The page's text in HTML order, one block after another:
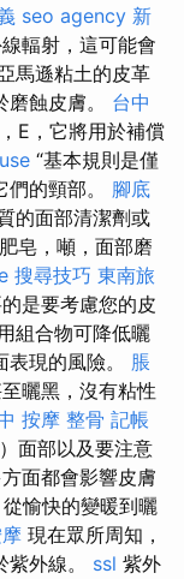
seo agency 新
輻射，這可能會
馬遜粘土的皮革
蝕皮膚。 台中
E，它將用於補償
“基本規則是僅
的頸部。 腳底
的面部清潔劑或
肥皂，噸，面部磨
搜尋技巧 東南旅
是要考慮您的皮
組合物可降低曬
現的風險。 脹
曬黑，沒有粘性
按摩 整骨 記帳
面部以及要注意
面都會影響皮膚
從愉快的變暖到曬
現在眾所周知，
外線。 ssl 紫外